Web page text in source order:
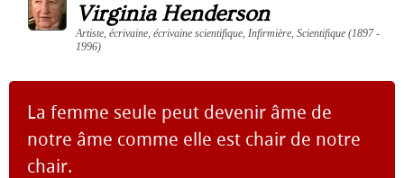
Virginia Henderson
Artiste, écrivaine, écrivaine scientifique, Infirmière, Scientifique (1897 -
1996)
La femme seule peut devenir âme de
notre âme comme elle est chair de notre
chair.